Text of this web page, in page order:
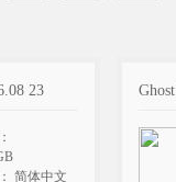
23
简体中文